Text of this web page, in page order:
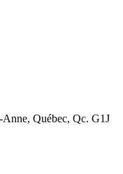
Québec, Qc. G1J